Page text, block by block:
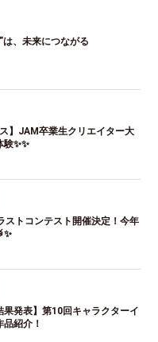
は、未来につながる
】JAM卒業生クリエイター大
✨✨
ストコンテスト開催決定！今年
果発表】第10回キャラクターイ
紹介！